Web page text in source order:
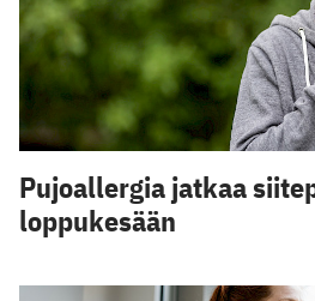
Pujoallergia jatkaa
loppukesään